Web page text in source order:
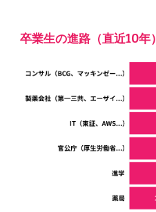
卒業生の進路（直近10年）